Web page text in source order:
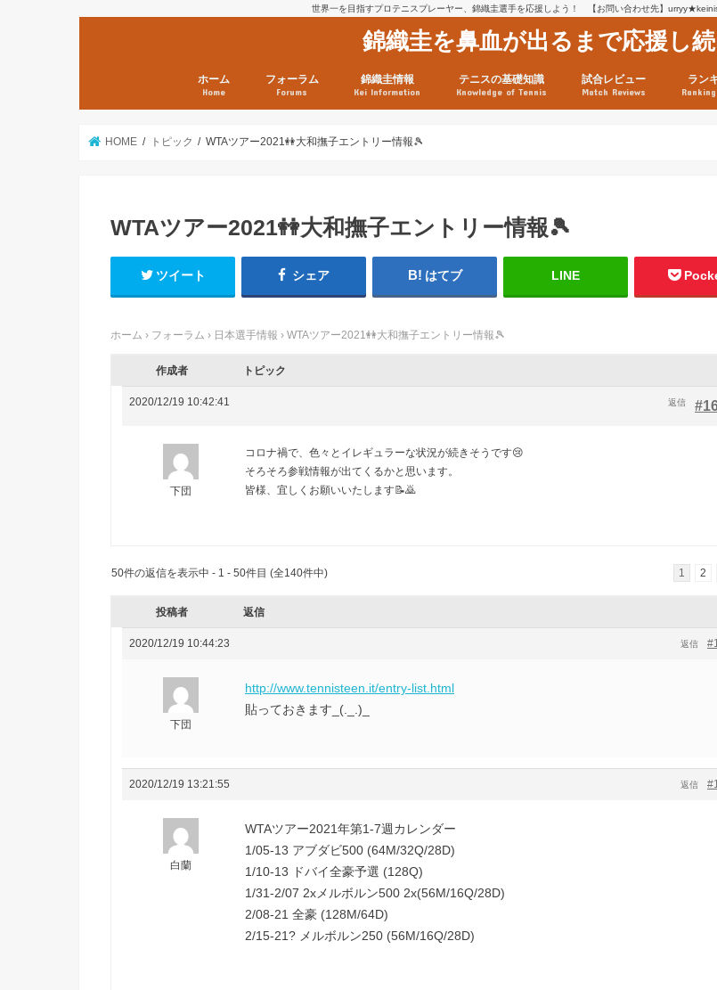
世界一を目指すプロテニスプレーヤー、錦織圭選手を応援しよう！ 【お問い合わせ先】
錦織圭を鼻血が出るまで応援し
ホーム
Home
フォーラム
Forums
錦織圭情報
Kei Information
日現在）
点）
テニスの基礎知識
Knowledge of Tennis
試合レビュー
Match Reviews
ラン
HOME トピック WTAツアー2021👭大和撫子エントリー情報🎾
WTAツアー2021👭大和撫子エントリー情報🎾
ツイート シェア はてブ LINE
ホーム › フォーラム › 日本選手情報 › WTAツアー2021👭大和撫子エントリー情報🎾
作成者 トピック
2020/12/19 10:42:41 返信
下団
コロナ禍で、色々とイレギュラーな状況が続きそうです😢
そろそろ参戦情報が出てくるかと思います。
皆様、宜しくお願いいたします📝🙇
50件の返信を表示中 - 1 - 50件目 (全140件中) 1 2
投稿者 返信
2020/12/19 10:44:23 返信
下団
http://www.tennisteen.it/entry-list.html
貼っておきます_(._.)_
2020/12/19 13:21:55 返信
白蘭
WTAツアー2021年第1-7週カレンダー
1/05-13 アブダビ500 (64M/32Q/28D)
1/10-13 ドバイ全豪予選 (128Q)
1/31-2/07 2xメルボルン500 2x(56M/16Q/28D)
2/08-21 全豪 (128M/64D)
2/15-21? メルボルン250 (56M/16Q/28D)